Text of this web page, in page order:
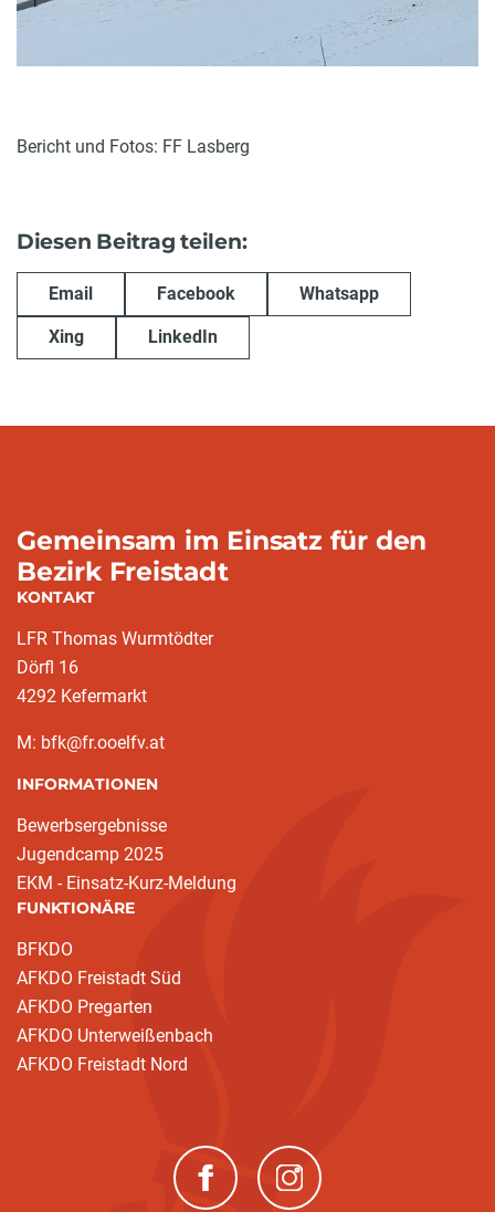
Bericht und Fotos: FF Lasberg
Diesen Beitrag teilen:
Email Facebook Whatsapp
Xing LinkedIn
Gemeinsam im Einsatz für den
Bezirk Freistadt
KONTAKT
LFR Thomas Wurmtödter
Dörfl 16
4292 Kefermarkt
M: bfk@fr.ooelfv.at
INFORMATIONEN
Bewerbsergebnisse
Jugendcamp 2025
EKM - Einsatz-Kurz-Meldung
FUNKTIONÄRE
BFKDO
AFKDO Freistadt Süd
AFKDO Pregarten
AFKDO Unterweißenbach
AFKDO Freistadt Nord
(neues Fenster)(neues Fenster)